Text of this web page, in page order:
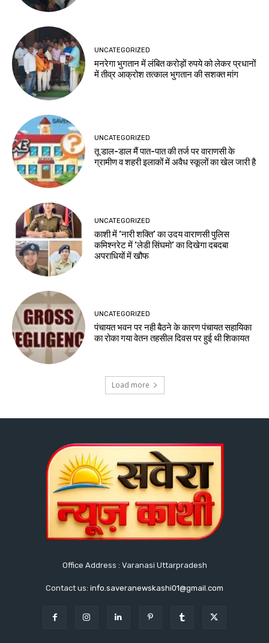
UNCATEGORIZED
मनरेगा भुगतान में लंबित करोड़ों रुपये को लेकर प्रधानों
में तीव्र आक्रोश तत्काल भुगतान की सशक्त मांग
UNCATEGORIZED
तू डाल-डाल मैं पात-पात की तर्ज पर वाराणसी के
ग्रामीण व शहरी इलाकों में अवैध स्कूलों का खेल जारी है
UNCATEGORIZED
काशी में ‘नारी शक्ति’ का उदय वाराणसी पुलिस
कमिश्नरेट में ‘लेडी सिंघमो’ का दिखेगा दबदबा
अपराधियों में खौफ
UNCATEGORIZED
पंचायत भवन पर नही बैठने के कारण पंचायत सहायिका
का रोका गया वेतन तहसील दिवस पर हुई थी शिकायत
Load more
Office Address : Varanasi Uttarpradesh
Contact us: info.saveranewskashi01@gmail.com